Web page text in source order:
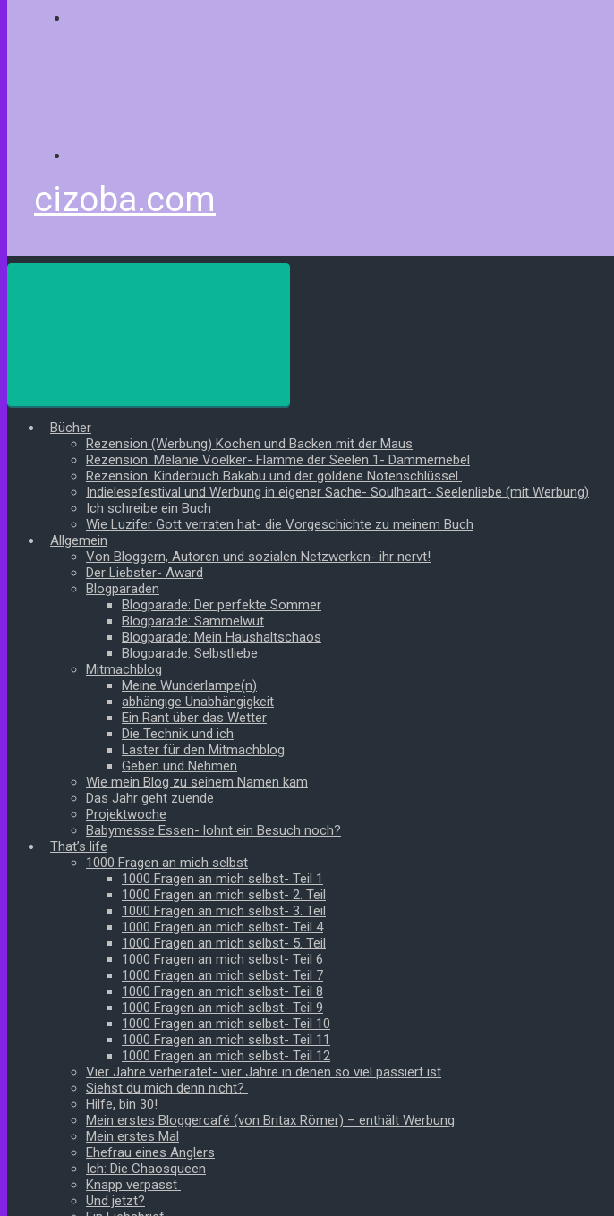
cizoba.com
Bücher
Rezension (Werbung) Kochen und Backen mit der Maus
Rezension: Melanie Voelker- Flamme der Seelen 1- Dämmernebel
Rezension: Kinderbuch Bakabu und der goldene Notenschlüssel
Indielesefestival und Werbung in eigener Sache- Soulheart- Seelenliebe (mit Werbung)
Ich schreibe ein Buch
Wie Luzifer Gott verraten hat- die Vorgeschichte zu meinem Buch
Allgemein
Von Bloggern, Autoren und sozialen Netzwerken- ihr nervt!
Der Liebster- Award
Blogparaden
Blogparade: Der perfekte Sommer
Blogparade: Sammelwut
Blogparade: Mein Haushaltschaos
Blogparade: Selbstliebe
Mitmachblog
Meine Wunderlampe(n)
abhängige Unabhängigkeit
Ein Rant über das Wetter
Die Technik und ich
Laster für den Mitmachblog
Geben und Nehmen
Wie mein Blog zu seinem Namen kam
Das Jahr geht zuende
Projektwoche
Babymesse Essen- lohnt ein Besuch noch?
That’s life
1000 Fragen an mich selbst
1000 Fragen an mich selbst- Teil 1
1000 Fragen an mich selbst- 2. Teil
1000 Fragen an mich selbst- 3. Teil
1000 Fragen an mich selbst- Teil 4
1000 Fragen an mich selbst- 5. Teil
1000 Fragen an mich selbst- Teil 6
1000 Fragen an mich selbst- Teil 7
1000 Fragen an mich selbst- Teil 8
1000 Fragen an mich selbst- Teil 9
1000 Fragen an mich selbst- Teil 10
1000 Fragen an mich selbst- Teil 11
1000 Fragen an mich selbst- Teil 12
Vier Jahre verheiratet- vier Jahre in denen so viel passiert ist
Siehst du mich denn nicht?
Hilfe, bin 30!
Mein erstes Bloggercafé (von Britax Römer) – enthält Werbung
Mein erstes Mal
Ehefrau eines Anglers
Ich: Die Chaosqueen
Knapp verpasst
Und jetzt?